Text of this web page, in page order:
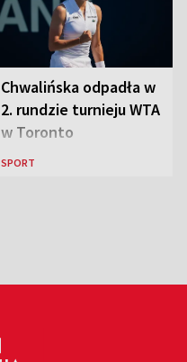
Chwalińska odpadła w
2. rundzie turnieju WTA
w Toronto
SPORT